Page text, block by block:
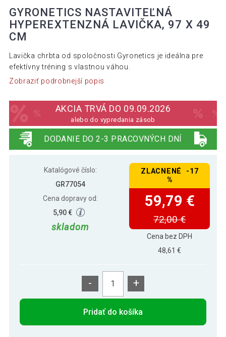
GYRONETICS NASTAVITEĽNÁ
HYPEREXTENZNÁ LAVIČKA, 97 X 49
CM
Lavička chrbta od spoločnosti Gyronetics je ideálna pre
efektívny tréning s vlastnou váhou.
Zobraziť podrobnejší popis
AKCIA TRVÁ DO 09.09.2026
alebo do vypredania zásob
DODANIE DO 2-3 PRACOVNÝCH DNÍ
Katalógové číslo:
GR77054
Cena dopravy od:
5,90 €
skladom
ZLACNENÉ -17
%
59,79 €
72,00 €
Cena bez DPH
48,61 €
- +
Pridať do košíka